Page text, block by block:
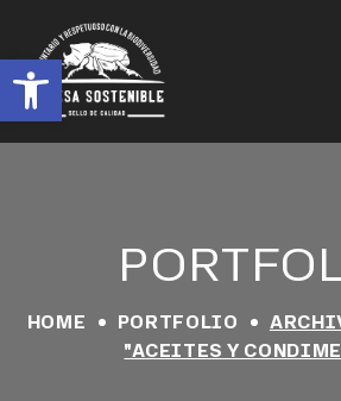
Abrir barra de herramientas
HOME PORTFOLIO
"ACEITES Y